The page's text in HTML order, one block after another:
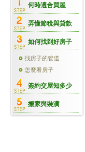
何時適合買屋
弄懂節稅與貸款
如何找到好房子
找房子的管道
怎麼看房子
簽約交屋知多少
搬家與裝潢